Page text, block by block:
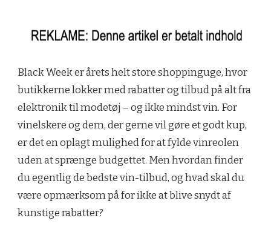
Black Week er årets helt store shoppinguge, hvor
butikkerne lokker med rabatter og tilbud på alt fra
elektronik til modetøj – og ikke mindst vin. For
vinelskere og dem, der gerne vil gøre et godt kup,
er det en oplagt mulighed for at fylde vinreolen
uden at sprænge budgettet. Men hvordan finder
du egentlig de bedste vin-tilbud, og hvad skal du
være opmærksom på for ikke at blive snydt af
kunstige rabatter?